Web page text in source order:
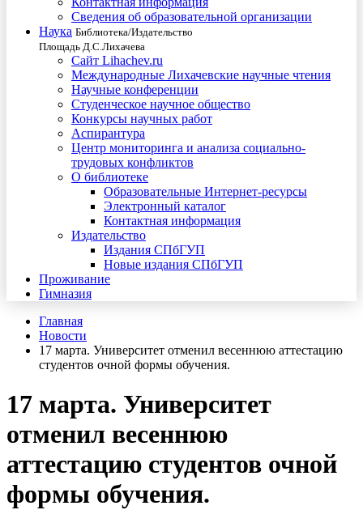
Сведения об образовательной организации
Наука Библиотека/Издательство
Площадь Д.С.Лихачева
Сайт Lihachev.ru
Международные Лихачевские научные чтения
Научные конференции
Студенческое научное общество
Конкурсы научных работ
Аспирантура
Центр мониторинга и анализа социально-
трудовых конфликтов
О библиотеке
Образовательные Интернет-ресурсы
Электронный каталог
Контактная информация
Издательство
Издания СПбГУП
Новые издания СПбГУП
Проживание
Гимназия
Главная
Новости
17 марта. Университет отменил весеннюю аттестацию
студентов очной формы обучения.
17 марта. Университет
отменил весеннюю
аттестацию студентов очной
формы обучения.